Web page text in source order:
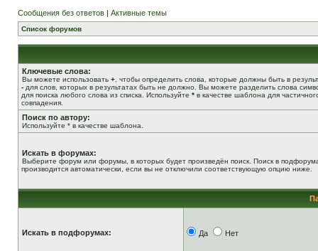
Сообщения без ответов | Активные темы
Список форумов
Ключевые слова:
Вы можете использовать + , чтобы определить слова, которые должны быть в
- для слов, которых в результатах быть не должно. Вы можете разделить слова
для поиска любого слова из списка. Используйте * в качестве шаблона для
совпадения.
Поиск по автору:
Используйте * в качестве шаблона.
Искать в форумах:
Выберите форум или форумы, в которых будет произведён поиск. Поиск в
производится автоматически, если вы не отключили соответствующую опцию ниже.
Искать в подфорумах: Да Нет